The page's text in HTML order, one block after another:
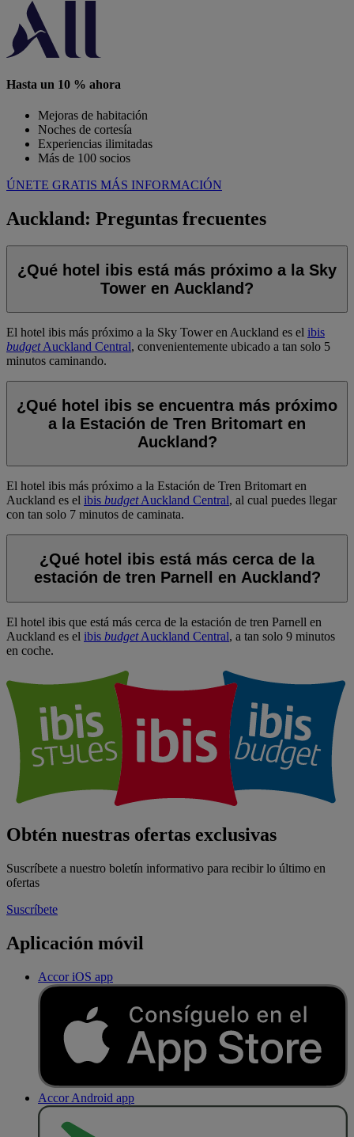
Hasta un 10 % ahora
Mejoras de habitación
Noches de cortesía
Experiencias ilimitadas
Más de 100 socios
ÚNETE GRATIS MÁS INFORMACIÓN
Auckland: Preguntas frecuentes
¿Qué hotel ibis está más próximo a la Sky
Tower en Auckland?
El hotel ibis más próximo a la Sky Tower en Auckland es el ibis
budgetAuckland Central, convenientemente ubicado a tan solo 5
minutos caminando.
¿Qué hotel ibis se encuentra más próximo
a la Estación de Tren Britomart en
Auckland?
El hotel ibis más próximo a la Estación de Tren Britomart en
Auckland es el ibis budgetAuckland Central, al cual puedes llegar
con tan solo 7 minutos de caminata.
¿Qué hotel ibis está más cerca de la
estación de tren Parnell en Auckland?
El hotel ibis que está más cerca de la estación de tren Parnell en
Auckland es el ibis budgetAuckland Central, a tan solo 9 minutos
en coche.
Obtén nuestras ofertas exclusivas
Suscríbete a nuestro boletín informativo para recibir lo último en
ofertas
Suscríbete
Aplicación móvil
Accor iOS app
Accor Android app